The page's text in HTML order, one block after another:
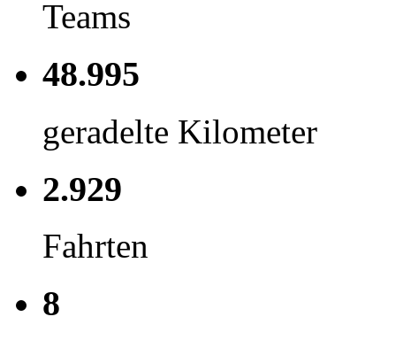
Teams
48.995
geradelte Kilometer
2.929
Fahrten
8